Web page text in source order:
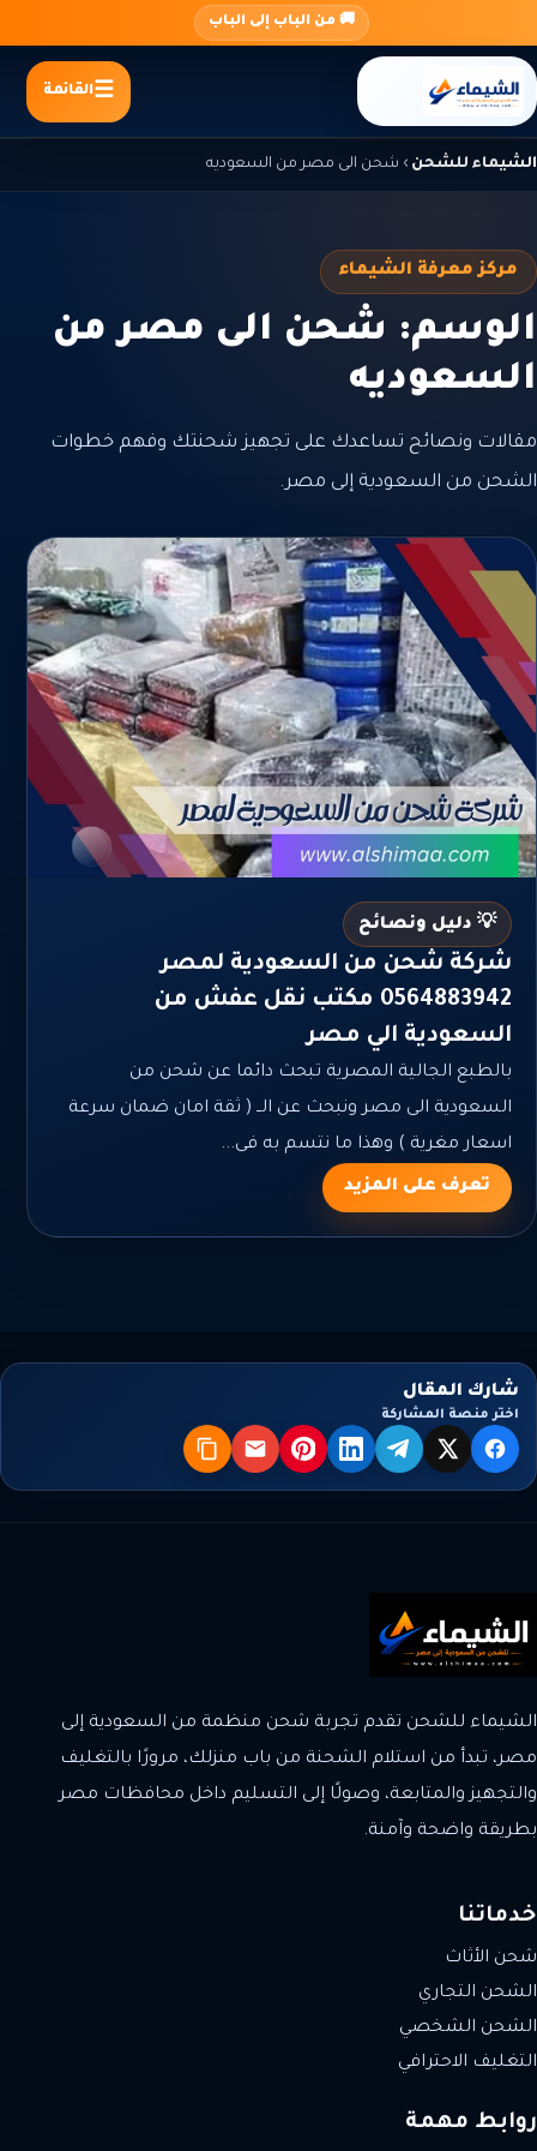
المحتوى
🚚 من الباب إلى الباب
القائمة
الشيماء للشحن › شحن الى مصر من السعوديه
مركز معرفة الشيماء
الوسم: شحن الى مصر من
السعوديه
مقالات ونصائح تساعدك على تجهيز شحنتك وفهم خطوات
الشحن من السعودية إلى مصر.
💡 دليل ونصائح
شركة شحن من السعودية لمصر
0564883942 مكتب نقل عفش من
السعودية الي مصر
بالطبع الجالية المصرية تبحث دائما عن شحن من
السعودية الى مصر ونبحث عن الــ ( ثقة امان ضمان سرعة
اسعار مغرية ) وهذا ما نتسم به فى...
تعرف على المزيد
شارك المقال
اختر منصة المشاركة
فيسبوك
X تيليجراملينكدإنبنترستالبريد نسخ
الشيماء للشحن تقدم تجربة شحن منظمة من السعودية إلى
مصر، تبدأ من استلام الشحنة من باب منزلك، مرورًا بالتغليف
والتجهيز والمتابعة، وصولًا إلى التسليم داخل محافظات مصر
بطريقة واضحة وآمنة.
خدماتنا
شحن الأثاث
الشحن التجاري
الشحن الشخصي
التغليف الاحترافي
روابط مهمة